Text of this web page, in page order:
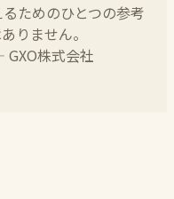
ためのひとつの参考
りません。
株式会社